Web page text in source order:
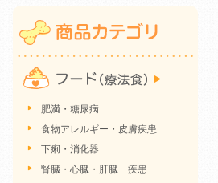
肥満・糖尿病
食物アレルギー・皮膚疾患
下痢・消化器
腎臓・心臓・肝臓 疾患